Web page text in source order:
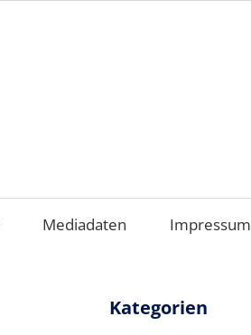
Mediadaten Impressum
Kategorien